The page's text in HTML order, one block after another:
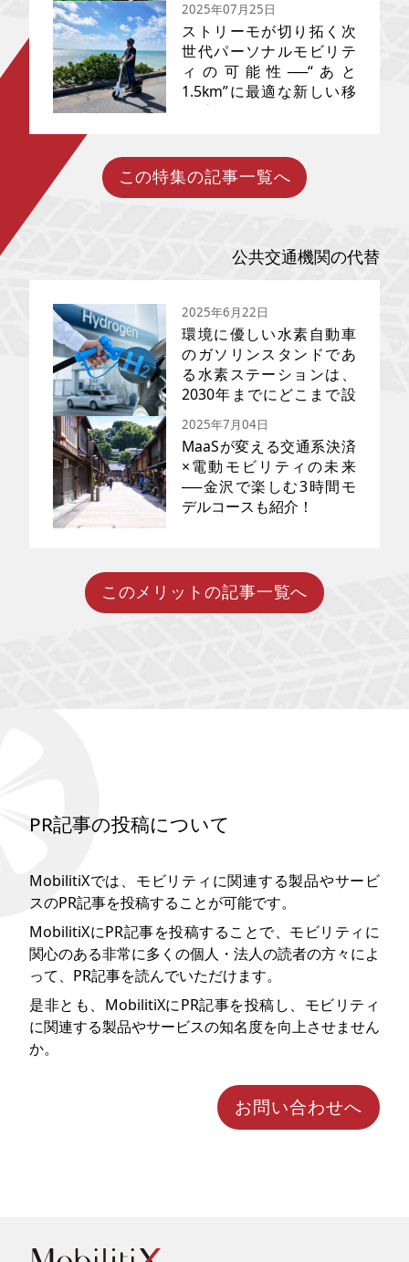
の人気も高い京都。中でも嵐山
は渡月橋や竹林など、四季折々
の絶景が楽しめるほか、飲食店
や写真映えするカフェ、土産物
店も多く出店しているエリアな
ので、京都観光の一環として訪
れる方も多いかと思います。今
野トロッコ」の魅力と、周辺観
光スポットについてご紹介しま
す。
新しいサービスや技術が日々開
発されています。多様な交通網
は人々の生活を豊かにし、時に
早く注目しているのがツーリズ
ム業界です。新型コロナウィル
スが落ち着いた今、「リベンジ
り、国内観光地が賑わいを見せ
ているのも最近の特徴です。旅
を使って目的地まで移動するの
が一般的ですが、旅に付加価値
を与えてくれるユニークな交通
手段に近年注目が集まっていま
す。今回はツーリズム業界がビ
ジネスとして展開してきたモビ
リティサービスの変遷や、現在
導入が進んでいる新しい取り組
みについて紹介したいと思いま
す。
2025年07月25日
ストリーモが切り拓く次
世代パーソナルモビリテ
ィの可能性──“あと
1.5km”に最適な新しい移
動手段
パーソナルモビリティの未来
が、いま現実のものになろうと
加、そしてカーボンニュートラ
ルへの要求、こうした社会課題
に対して、「歩くように移動で
を集めています。その最前線に
立つのが、ホンダ発ベンチャー
「Striemo（ストリーモ）」が開
発した、独自のバランスアシス
トシステムを搭載した1人乗り三
輪電動モビリティです。本記事
では、ストリーモの特長、開発
の背景、活用の可能性、そして
市場や社会に与えるインパクト
まで、MobilitiXが独自の視点で
深掘りします。
この特集の記事一覧へ
公共交通機関の代替
2025年6月22日
環境に優しい水素自動車
のガソリンスタンドであ
る水素ステーションは、
2030年までにどこまで設
置が進むのか
重い荷物の運搬や長距離移動に
便利な自動車。趣味で楽しむ方
かし一般的なガソリン車は二酸
化炭素の排出量が多く、地球温
暖化の進行に大きな影響をもた
2025年7月04日
MaaSが変える交通系決済
×電動モビリティの未来
──金沢で楽しむ3時間モ
デルコースも紹介！
いま、MaaS（Mobility as a
Service）の取り組みが全国で広
スト自転車×交通系決済」の3時
間モデルコースまで詳しく紹介
このメリットの記事一覧へ
PR記事の投稿について
MobilitiXでは、モビリティに関連する製品やサービ
スのPR記事を投稿することが可能です。
MobilitiXにPR記事を投稿することで、モビリティに
関心のある非常に多くの個人・法人の読者の方々によ
って、PR記事を読んでいただけます。
是非とも、MobilitiXにPR記事を投稿し、モビリティ
に関連する製品やサービスの知名度を向上させません
か。
お問い合わせへ